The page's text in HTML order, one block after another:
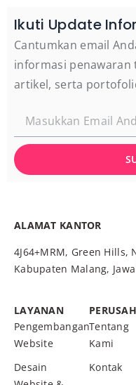
Ikuti Update
Cantumkan email
informasi
artikel, serta
ALAMAT KANTOR
4J64+MRM, Green Hills,
Kabupaten Malang,
LAYANAN
Pengembangan
Website
Desain
Tentang
Kami
Kontak